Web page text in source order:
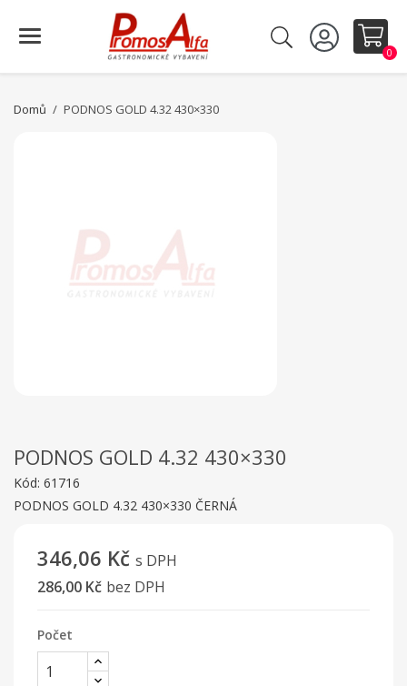
0
Domů PODNOS GOLD 4.32 430×330
PODNOS GOLD 4.32 430×330
Kód: 61716
PODNOS GOLD 4.32 430×330 ČERNÁ
346,06 Kč s DPH
286,00 Kč bez DPH
Počet